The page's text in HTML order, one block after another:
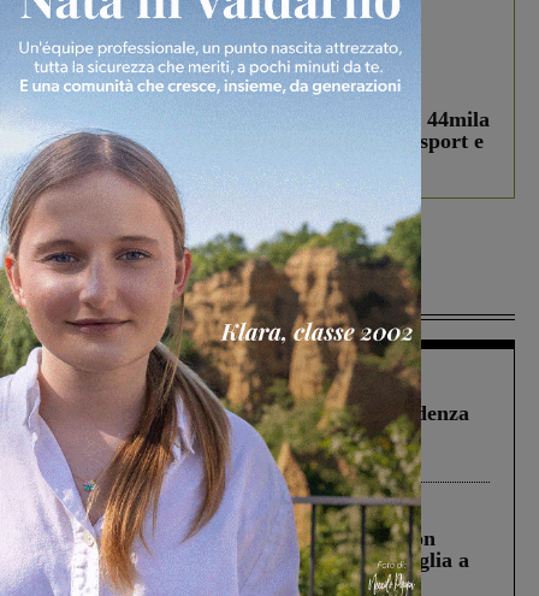
In vetrina 3 Agosto 2026
Estra Notizie agosto: Smart Cities, oltre 44mila
studenti coinvolti, torna il bando per lo sport e
debutta il podcast Estrair
Più lette
Figline Incisa Valdarno 1 Agosto 2026
Piscina di Figline finanziata oltre la scadenza
Pnrr, il gruppo di Fratelli d’Italia: “Un
ringraziamento al Governo”
Cronaca 3 Agosto 2026
Scomparso da una struttura di Castiglion
Fiorentino l’uomo che aveva ucciso la figlia a
Levane nel 2020